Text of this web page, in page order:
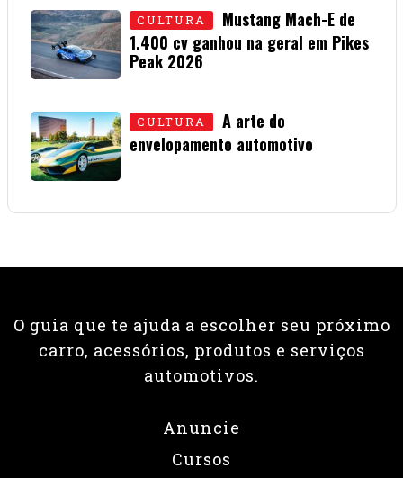
CULTURA
Mustang Mach-E de
1.400 cv ganhou na geral em Pikes
Peak 2026
CULTURA
A arte do
envelopamento automotivo
O guia que te ajuda a escolher seu próximo
carro, acessórios, produtos e serviços
automotivos.
Anuncie
Cursos